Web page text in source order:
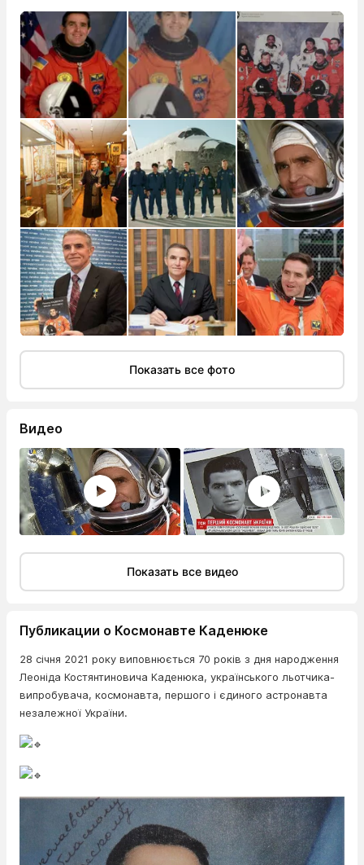
Показать все фото
Видео
Показать все видео
Публикации о Космонавте Каденюке
28 січня 2021 року виповнюється 70 років з дня народження
Леоніда Костянтиновича Каденюка, українського льотчика-
випробувача, космонавта, першого і єдиного астронавта
незалежної України.